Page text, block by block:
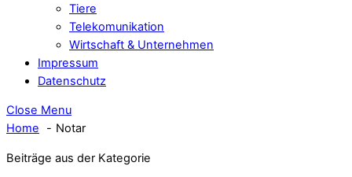
Tiere
Telekomunikation
Wirtschaft & Unternehmen
Impressum
Datenschutz
Close Menu
Home
Notar
Beiträge aus der Kategorie